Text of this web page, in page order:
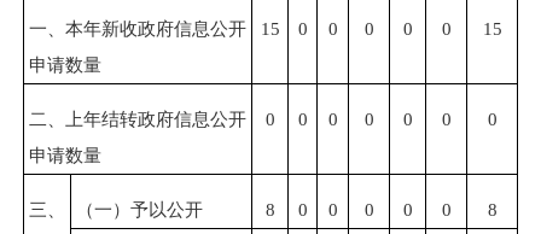
一、本年新收政府信息公开
申请数量
15 0 0 0 0 0 15
二、上年结转政府信息公开
申请数量
0 0 0 0 0 0 0
三、
（一）予以公开 8 0 0 0 0 0 8